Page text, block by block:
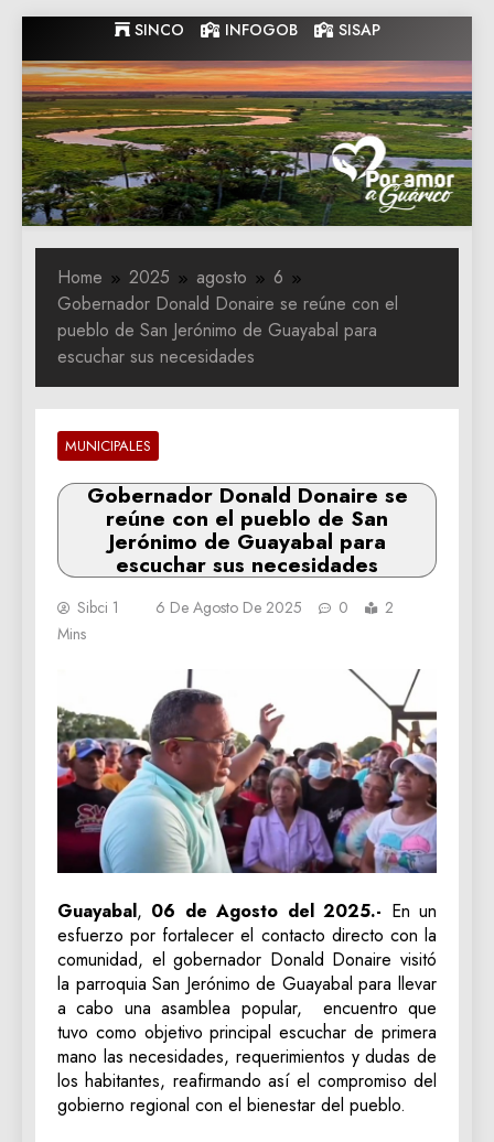
to
content
SINCO INFOGOB SISAP
Gobernacion
de Guarico
Gobernacion de Guarico
Home 2025 agosto
6
‎Gobernador Donald Donaire se reúne con el
pueblo de San Jerónimo de Guayabal para
escuchar sus necesidades
MUNICIPALES
‎Gobernador Donald Donaire se
reúne con el pueblo de San
Jerónimo de Guayabal para
escuchar sus necesidades
Sibci 1 6 De Agosto De 2025 0
2
Mins
‎Guayabal, 06 de Agosto del 2025.- En un
esfuerzo por fortalecer el contacto directo con la
comunidad, el gobernador Donald Donaire visitó
la parroquia San Jerónimo de Guayabal para llevar
a cabo una asamblea popular, encuentro que
tuvo como objetivo principal escuchar de primera
mano las necesidades, requerimientos y dudas de
los habitantes, reafirmando así el compromiso del
gobierno regional con el bienestar del pueblo.